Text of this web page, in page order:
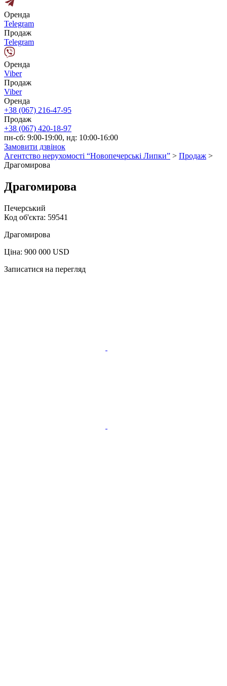
Оренда
Telegram
Продаж
Telegram
Оренда
Viber
Продаж
Viber
Оренда
+38 (067) 216-47-95
Продаж
+38 (067) 420-18-97
пн-сб: 9:00-19:00, нд: 10:00-16:00
Замовити дзвінок
Агентство нерухомості “Новопечерські Липки” > Продаж >
Драгомирова
Драгомирова
Печерський
Код об'єкта: 59541
Драгомирова
Ціна: 900 000 USD
Записатися на перегляд